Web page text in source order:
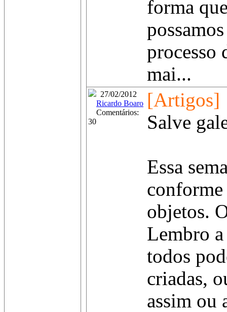
forma
processo
mai...
27/02/2012
Ricardo Boaro
Comentários:
30
[Artigos]
Salve
Essa
conforme
objetos.
Lembro
todos
criadas,
assim ou